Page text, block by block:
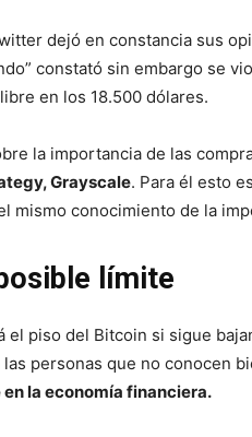
dejó en constancia sus
constató sin embargo se
en los 18.500 dólares.
la importancia de las
Grayscale. Para él esto
mismo conocimiento de la
límite
el piso del Bitcoin si sigue
las personas que no conocen
la economía financiera.